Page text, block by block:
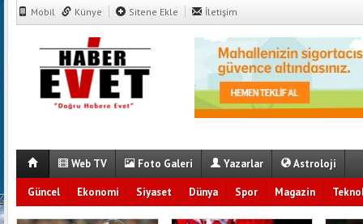
Mobil Künye Sitene Ekle İletişim
Web TV Foto Galeri Yazarlar Astroloji
Güncel Ekonomi Siyaset Dünya Spor Magazin